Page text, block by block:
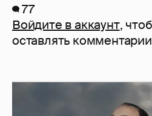
77
Войдите в аккаунт,
оставлять комментарии